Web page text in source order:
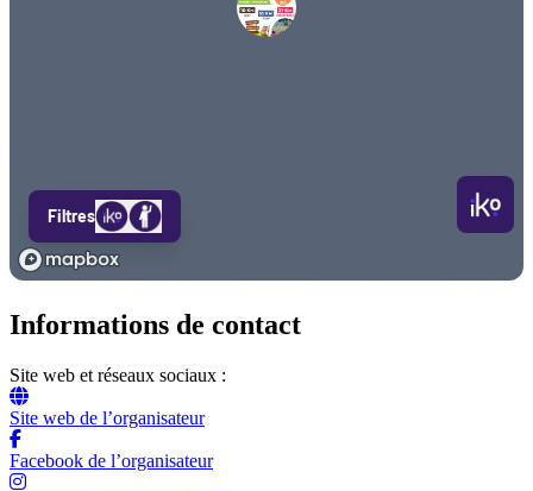
Informations de contact
Site web et réseaux sociaux :
Site web de l’organisateur
Facebook de l’organisateur